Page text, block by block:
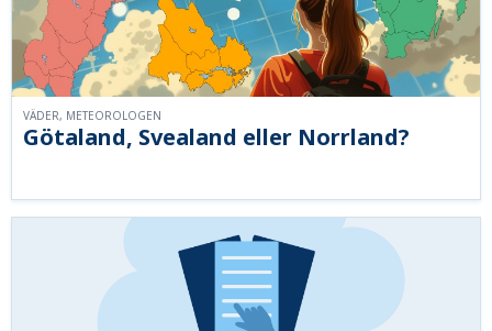
Götaland, Svealand eller Norrland?
VÄDER, METEOROLOGEN